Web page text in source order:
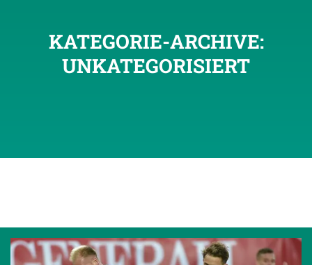
KATEGORIE-ARCHIVE:
UNKATEGORISIERT